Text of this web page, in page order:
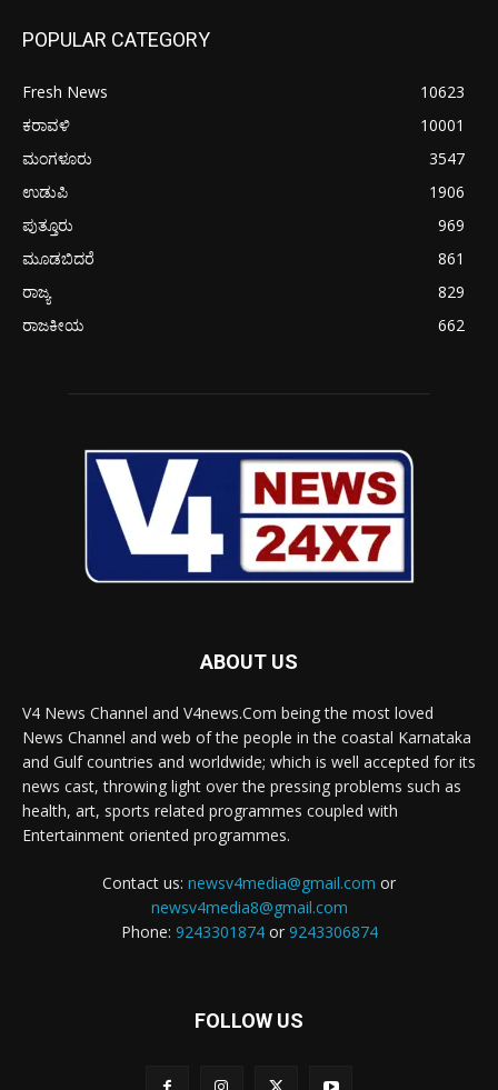
POPULAR CATEGORY
Fresh News
10623
ಕರಾವಳಿ
10001
ಮಂಗಳೂರು
3547
ಉಡುಪಿ
1906
ಪುತ್ತೂರು
969
ಮೂಡಬಿದರೆ
861
ರಾಜ್ಯ
829
ರಾಜಕೀಯ
662
ABOUT US
V4 News Channel and V4news.Com being the most loved
News Channel and web of the people in the coastal Karnataka
and Gulf countries and worldwide; which is well accepted for its
news cast, throwing light over the pressing problems such as
health, art, sports related programmes coupled with
Entertainment oriented programmes.
Contact us: newsv4media@gmail.com or
newsv4media8@gmail.com
Phone: 9243301874or 9243306874
FOLLOW US